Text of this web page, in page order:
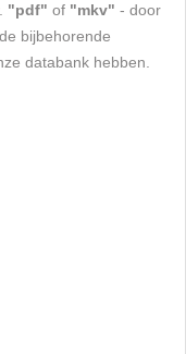
"pdf" of "mkv" - door
bijbehorende
databank hebben.